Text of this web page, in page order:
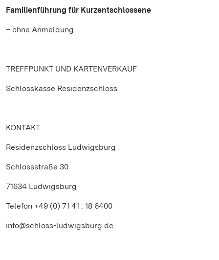
Familienführung für Kurzentschlossene
– ohne Anmeldung.
TREFFPUNKT UND KARTENVERKAUF
Schlosskasse Residenzschloss
KONTAKT
Residenzschloss Ludwigsburg
Schlossstraße 30
71634 Ludwigsburg
Telefon +49 (0) 71 41 . 18 6400
info@schloss-ludwigsburg.de